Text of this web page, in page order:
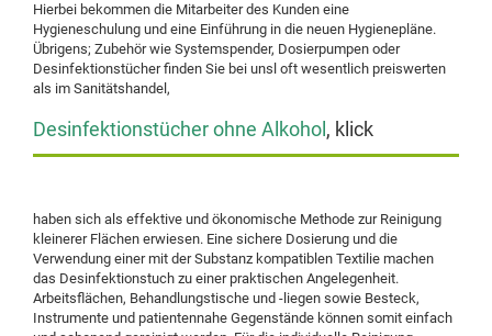
Hierbei bekommen die Mitarbeiter des Kunden eine
Hygieneschulung und eine Einführung in die neuen Hygienepläne.
Übrigens; Zubehör wie Systemspender, Dosierpumpen oder
Desinfektionstücher finden Sie bei unsl oft wesentlich preiswerten
als im Sanitätshandel,
Desinfektionstücher ohne Alkohol , klick
haben sich als effektive und ökonomische Methode zur Reinigung
kleinerer Flächen erwiesen. Eine sichere Dosierung und die
Verwendung einer mit der Substanz kompatiblen Textilie machen
das Desinfektionstuch zu einer praktischen Angelegenheit.
Arbeitsflächen, Behandlungstische und -liegen sowie Besteck,
Instrumente und patientennahe Gegenstände können somit einfach